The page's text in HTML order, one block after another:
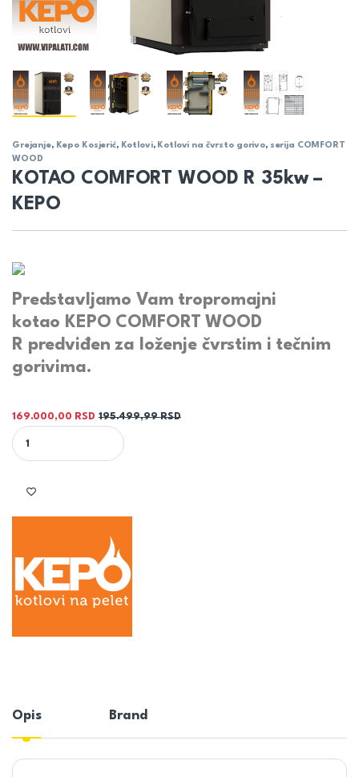
Grejanje, Kepo Kosjerić, Kotlovi, Kotlovi na čvrsto gorivo, serija COMFORT
WOOD
KOTAO COMFORT WOOD R 35kw –
KEPO
Predstavljamo Vam tropromajni
kotao KEPO COMFORT WOOD
R predviđen za loženje čvrstim i tečnim
gorivima.
169.000,00 RSD 195.499,99RSD
KOTAO COMFORT WOOD R 35kw - KEPO quantity
Opis Brand